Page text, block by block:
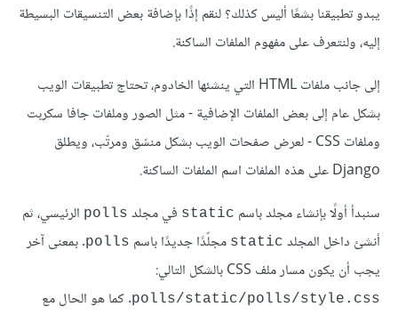
يبدو تطبيقنا بشعًا أليس كذلك؟ لنقم إذًا بإضافة بعض التنسيقات البسيطة
إليه، ولنتعرف على مفهوم الملفات الساكنة.
إلى جانب ملفات HTML التي ينشئها الخادوم، تحتاج تطبيقات الويب
بشكل عام إلى بعض الملفات اﻹضافية - مثل الصور وملفات جافا سكربت
وملفات CSS - لعرض صفحات الويب بشكل منسّق ومرتّب، ويطلق
Django على هذه الملفات اسم الملفات الساكنة.
سنبدأ أولًا بإنشاء مجلد باسم static في مجلد polls الرئيسي، ثم
أنشئ داخل المجلد static مجلّدًا جديدًا باسم polls. بمعنى آخر
يجب أن يكون مسار ملف CSS بالشكل التالي:
polls/static/polls/style.css. كما هو الحال مع